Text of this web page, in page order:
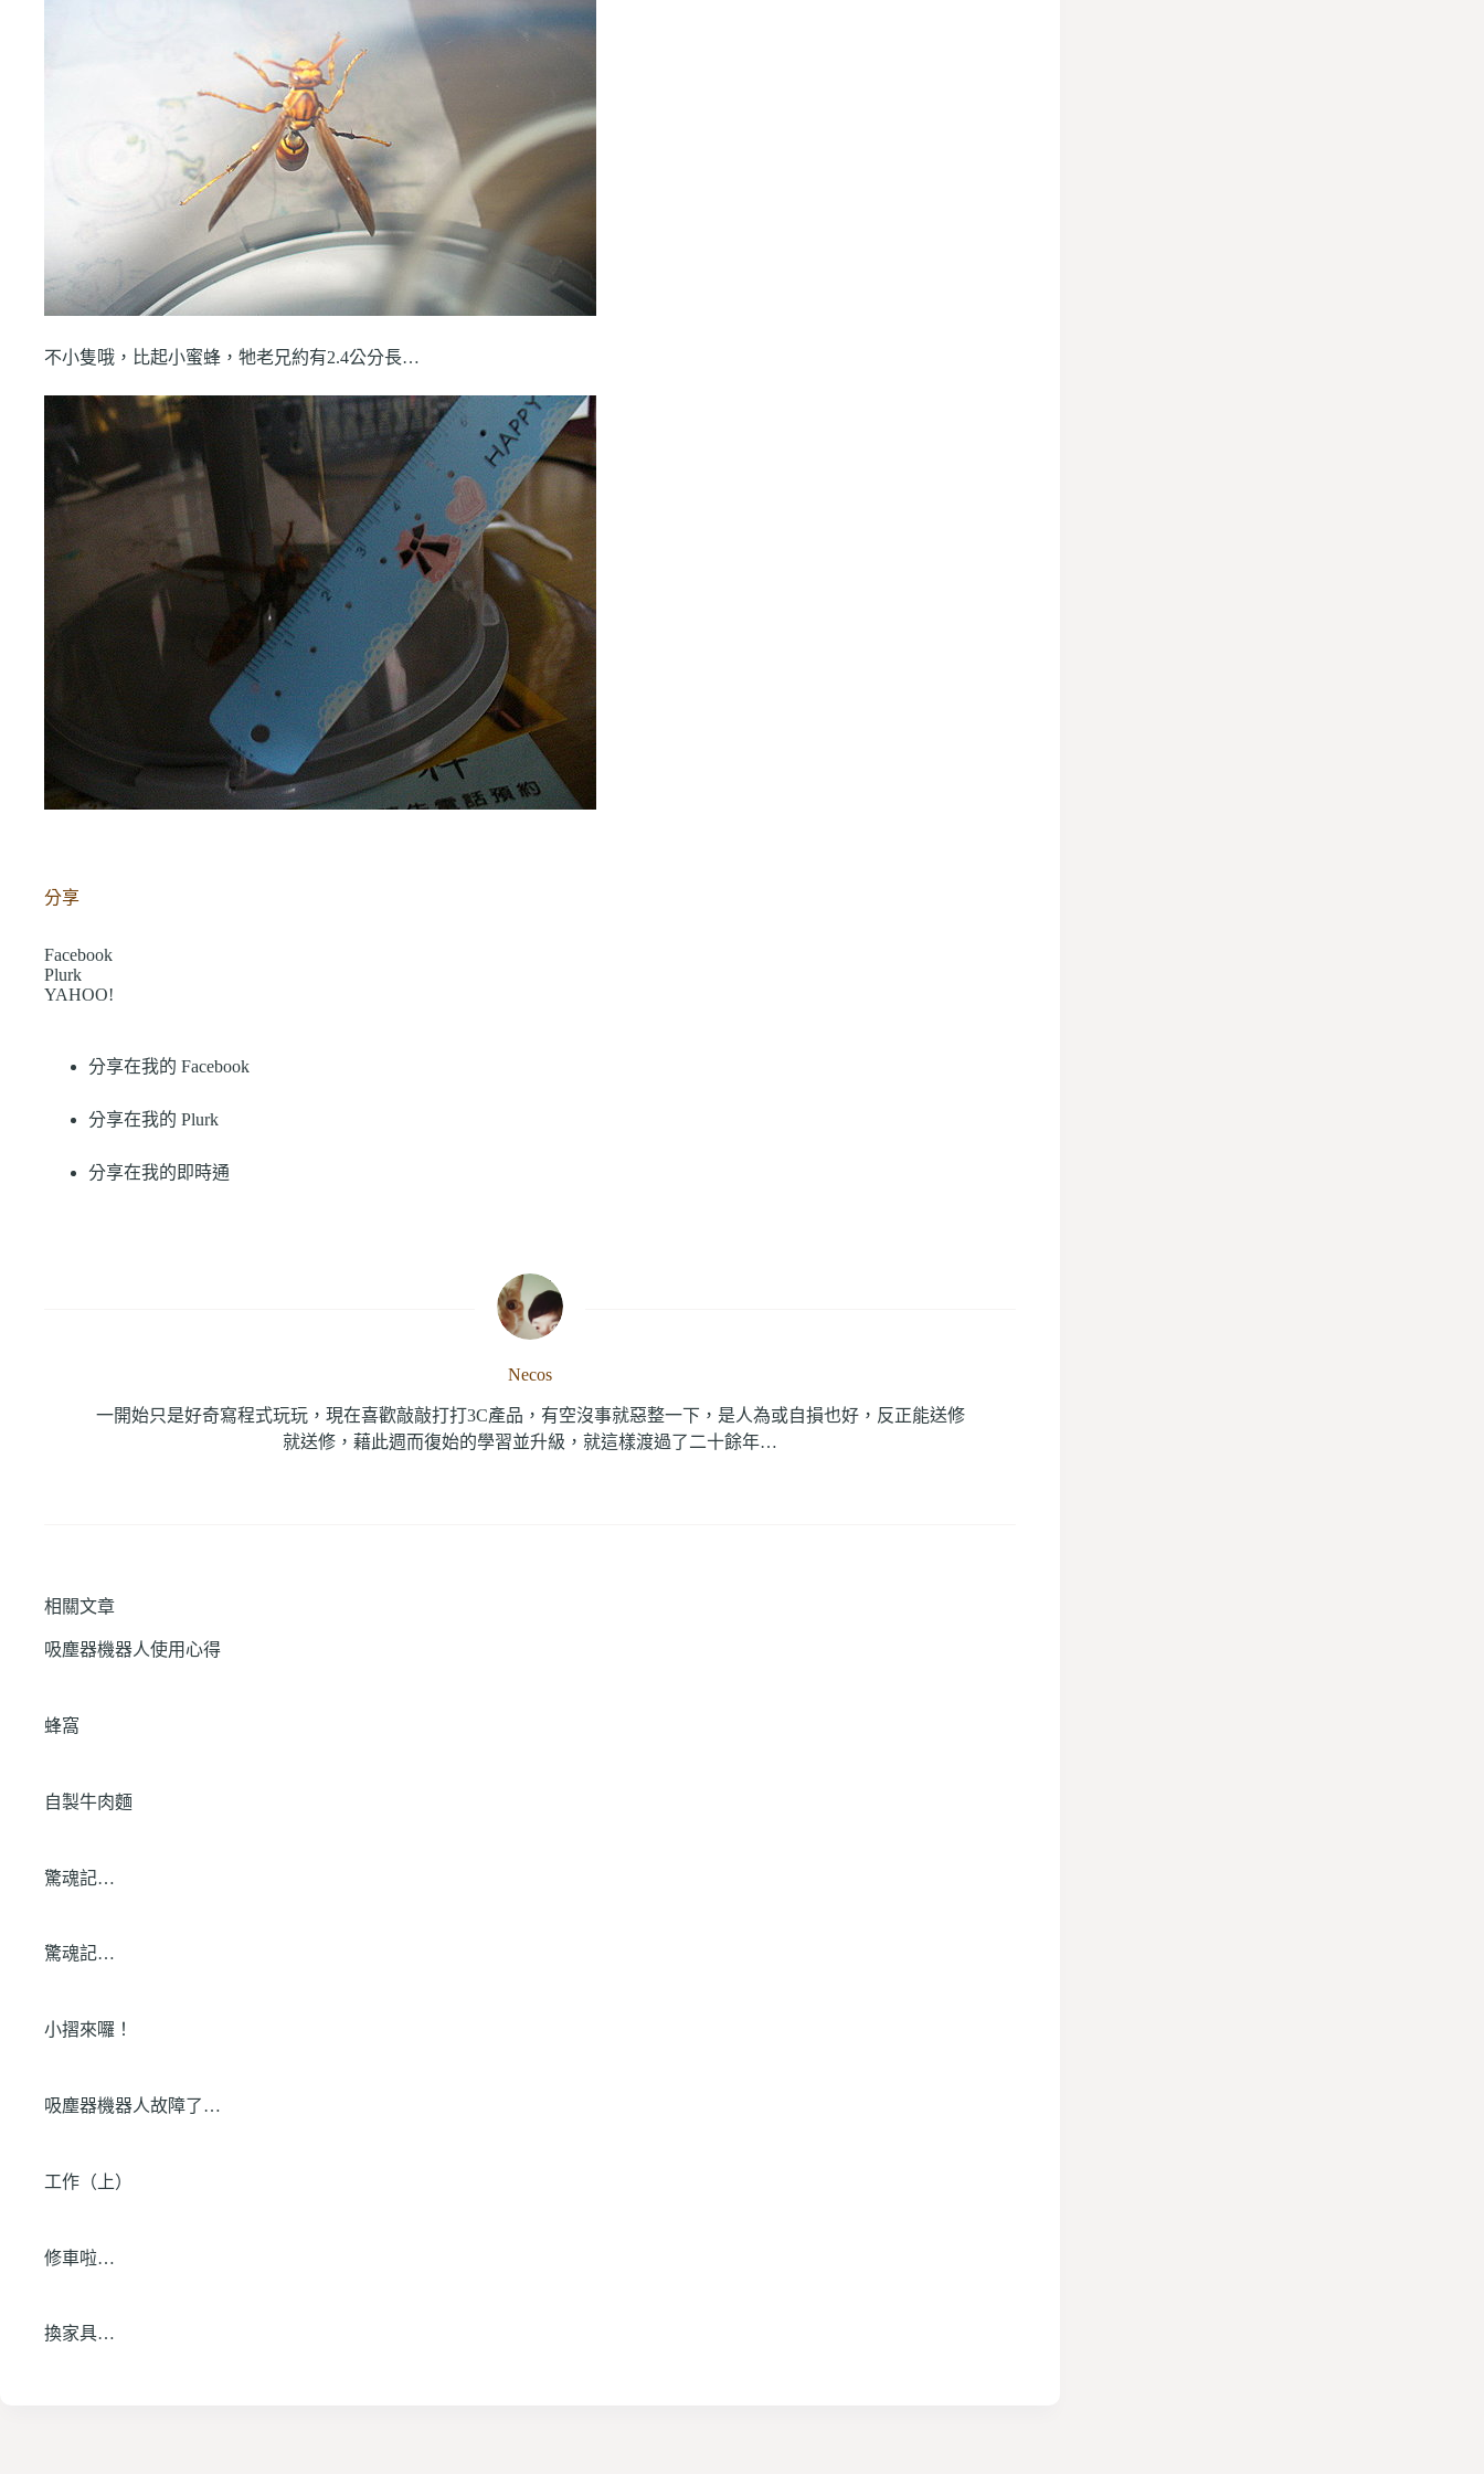
不小隻哦，比起小蜜蜂，牠老兄約有2.4公分長…
分享
Facebook
Plurk
YAHOO!
分享在我的 Facebook
分享在我的 Plurk
分享在我的即時通
Necos
一開始只是好奇寫程式玩玩，現在喜歡敲敲打打3C產品，有空沒事就惡整一下，是人為或自損也好，反正能送修
就送修，藉此週而復始的學習並升級，就這樣渡過了二十餘年…
相關文章
吸塵器機器人使用心得
蜂窩
自製牛肉麵
驚魂記…
驚魂記…
小摺來囉！
吸塵器機器人故障了…
工作（上）
修車啦…
換家具…